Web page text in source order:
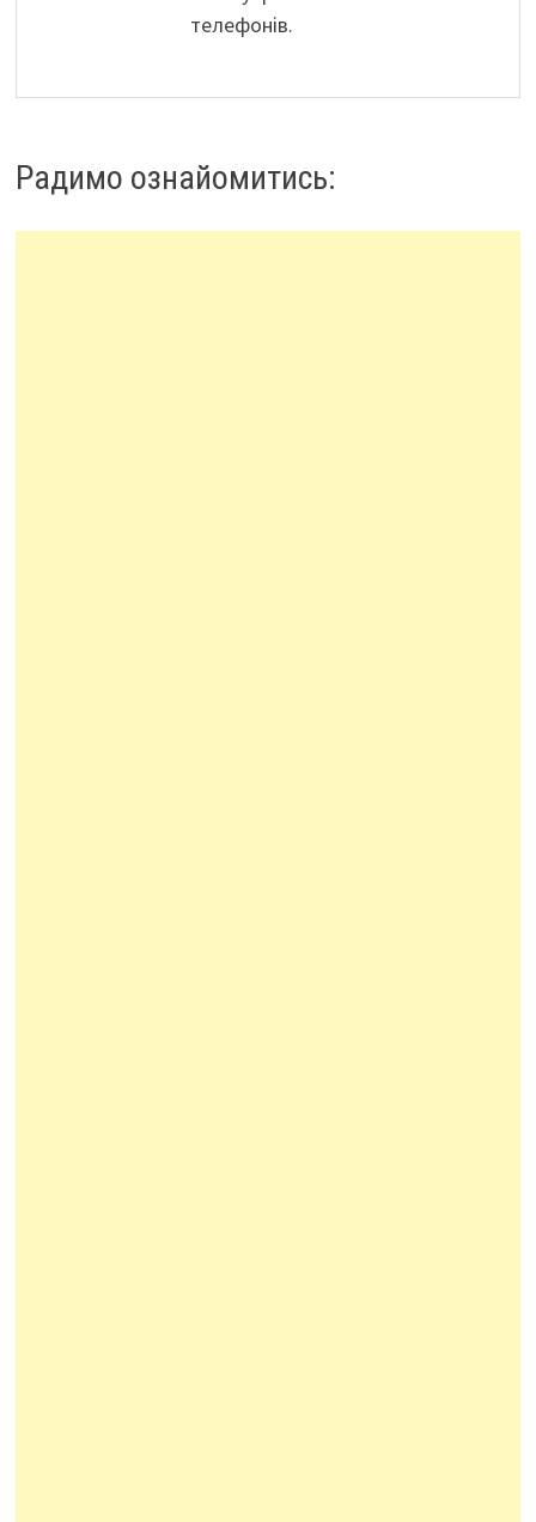
телефонів.
Радимо ознайомитись: